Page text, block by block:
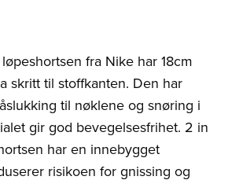
fra Nike har 18cm
skritt til stoffkanten. Den har
til nøklene og snøring i
gir god bevegelsesfrihet. 2 in
har en innebygget
risikoen for gnissing og